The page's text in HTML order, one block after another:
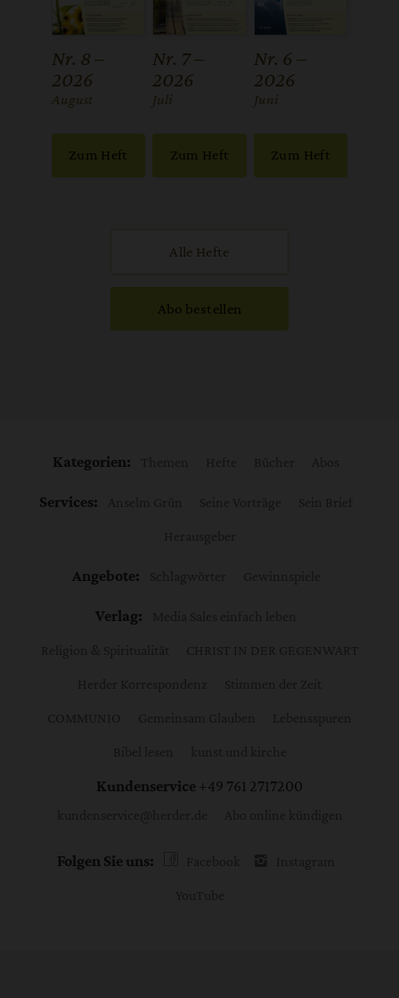
Nr. 8 –
2026
:
August
Zum Heft
Nr. 7 –
2026
:
Juli
Zum Heft
Nr. 6 –
2026
:
Juni
Zum Heft
Alle Hefte
Abo bestellen
Kategorien:
Services:
Angebote:
Verlag:
Kundenservice +49 761 2717200
Folgen Sie uns: